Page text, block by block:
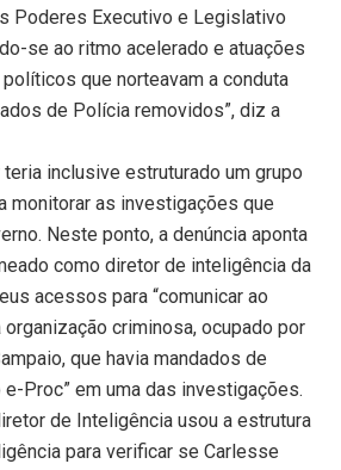
Poderes Executivo e Legislativo
se ao ritmo acelerado e atuações
que norteavam a conduta
de Polícia removidos”, diz a
inclusive estruturado um grupo
monitorar as investigações que
Neste ponto, a denúncia aponta
como diretor de inteligência da
acessos para “comunicar ao
criminosa, ocupado por
que havia mandados de
Proc” em uma das investigações.
de Inteligência usou a estrutura
para verificar se Carlesse